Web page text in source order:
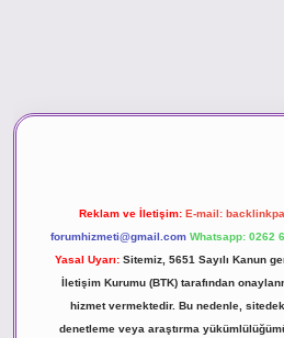
Reklam ve İletişim: E-mail:
forumhizmeti@gmail.com Whatsapp: 0262
Yasal Uyarı: Sitemiz, 5651 Sayılı Kanun
İletişim Kurumu (BTK) tarafından
hizmet vermektedir. Bu nedenle,
denetleme veya araştırma